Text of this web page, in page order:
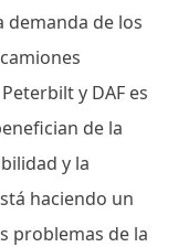
demanda de los
y DAF es
de la
y la
haciendo un
problemas de la